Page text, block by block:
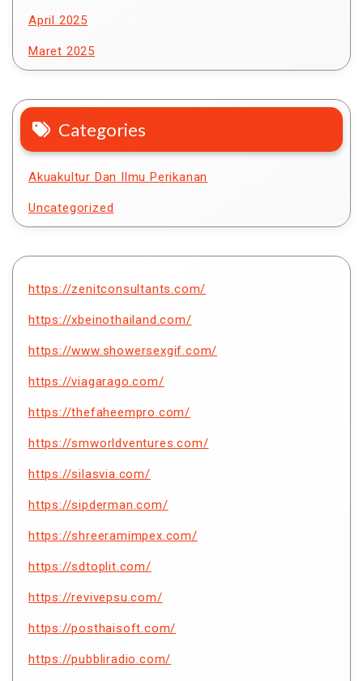
April 2025
Maret 2025
Categories
Akuakultur Dan Ilmu Perikanan
Uncategorized
https://zenitconsultants.com/
https://xbeinothailand.com/
https://www.showersexgif.com/
https://viagarago.com/
https://thefaheempro.com/
https://smworldventures.com/
https://silasvia.com/
https://sipderman.com/
https://shreeramimpex.com/
https://sdtoplit.com/
https://revivepsu.com/
https://posthaisoft.com/
https://pubbliradio.com/